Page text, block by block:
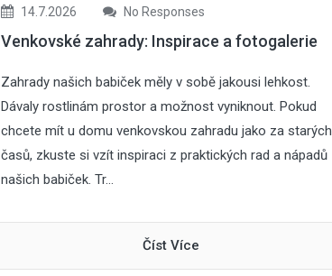
14.7.2026 No Responses
Venkovské zahrady: Inspirace a fotogalerie
Zahrady našich babiček měly v sobě jakousi lehkost.
Dávaly rostlinám prostor a možnost vyniknout. Pokud
chcete mít u domu venkovskou zahradu jako za starých
časů, zkuste si vzít inspiraci z praktických rad a nápadů
našich babiček. Tr...
Číst Více